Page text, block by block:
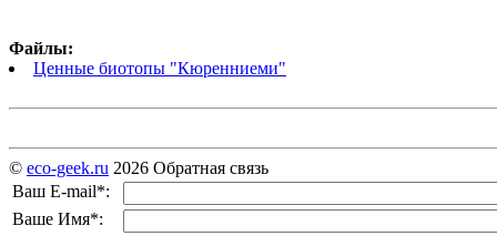
Файлы:
Ценные биотопы "Кюренниеми"
© eco-geek.ru 2026 Обратная связь
Ваш E-mail*:
Ваше Имя*: